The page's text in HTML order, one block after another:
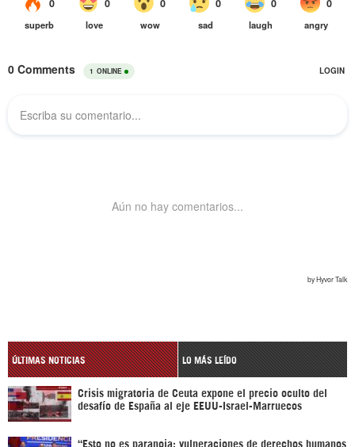
ÚLTIMAS NOTICIAS LO MÁS LEÍDO
Crisis migratoria de Ceuta expone el precio oculto del
desafío de España al eje EEUU-Israel-Marruecos
“Esto no es paranoia; vulneraciones de derechos humanos